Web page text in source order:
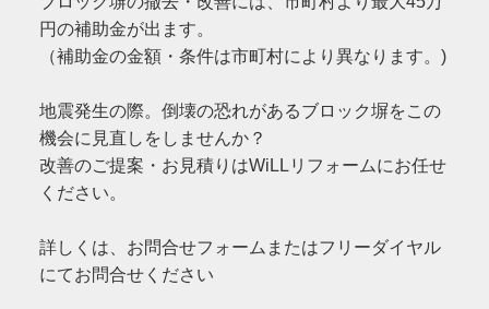
円の補助金が出ます。
（補助金の金額・条件は市町村により異なります。)
地震発生の際。倒壊の恐れがあるブロック塀をこの
機会に見直しをしませんか？
改善のご提案・お見積りはWiLLリフォームにお任せ
ください。
詳しくは、お問合せフォームまたはフリーダイヤル
にてお問合せください